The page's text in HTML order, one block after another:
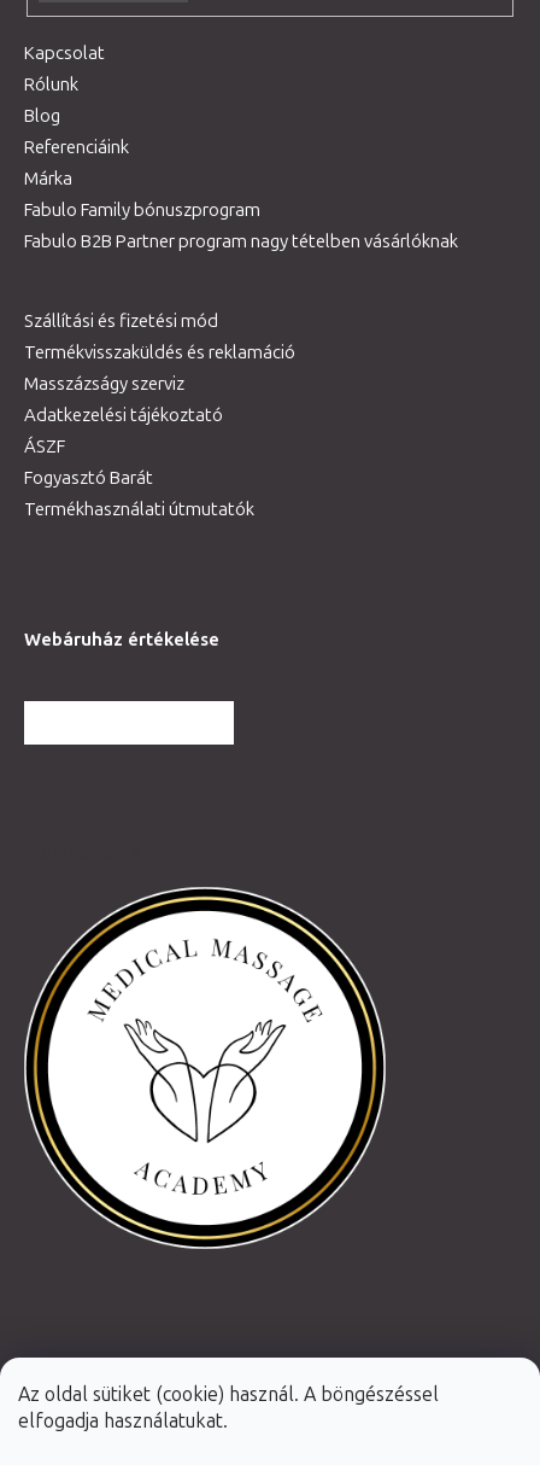
Az oldal sütiket (cookie) használ. A böngészéssel
elfogadja használatukat.
Kapcsolat
Rólunk
Blog
Referenciáink
Márka
Fabulo Family bónuszprogram
Fabulo B2B Partner program nagy tételben vásárlóknak
Szállítási és fizetési mód
Termékvisszaküldés és reklamáció
Masszázságy szerviz
Adatkezelési tájékoztató
ÁSZF
Fogyasztó Barát
Termékhasználati útmutatók
Webáruház értékelése